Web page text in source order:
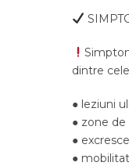
dintre
● leziuni
● zone de
●
●